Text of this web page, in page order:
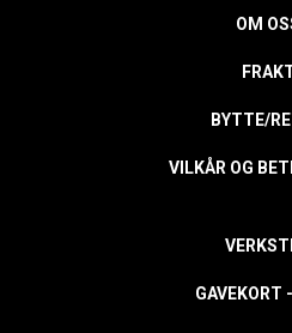
OM
BYTTE/
VILKÅR OG
GAVEKORT